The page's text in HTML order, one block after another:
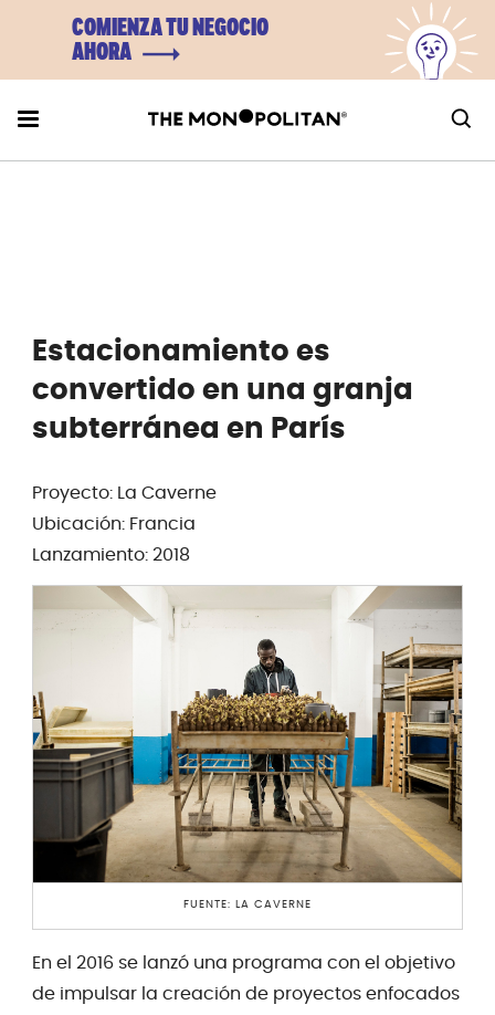
COMIENZA TU NEGOCIO
AHORA
Estacionamiento es
convertido en una granja
subterránea en París
Proyecto: La Caverne
Ubicación: Francia
Lanzamiento: 2018
FUENTE: LA CAVERNE
En el 2016 se lanzó una programa con el objetivo
de impulsar la creación de proyectos enfocados